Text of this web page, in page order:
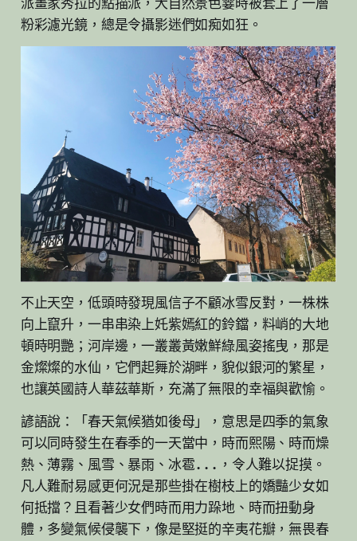
粉彩濾光鏡，總是令攝影迷們如痴如狂。
不止天空，低頭時發現風信子不顧冰雪反對，一株株
向上竄升，一串串染上奼紫嫣紅的鈴鐺，料峭的大地
頓時明艷；河岸邊，一叢叢黃嫩鮮綠風姿搖曳，那是
金燦燦的水仙，它們起舞於湖畔，貌似銀河的繁星，
也讓英國詩人華茲華斯，充滿了無限的幸福與歡愉。
諺語說：「春天氣候猶如後母」，意思是四季的氣象
可以同時發生在春季的一天當中，時而熙陽、時而燥
熱、薄霧、風雪、暴雨、冰雹...，令人難以捉摸。
凡人難耐易感更何況是那些掛在樹枝上的嬌豔少女如
何抵擋？且看著少女們時而用力跺地、時而扭動身
體，多變氣候侵襲下，像是堅挺的辛夷花瓣，無畏春